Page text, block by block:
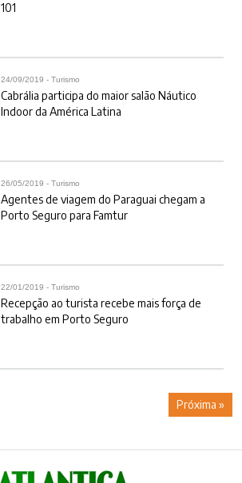
101
24/09/2019 - Turismo
Cabrália participa do maior salão Náutico
Indoor da América Latina
26/05/2019 - Turismo
Agentes de viagem do Paraguai chegam a
Porto Seguro para Famtur
22/01/2019 - Turismo
Recepção ao turista recebe mais força de
trabalho em Porto Seguro
Próxima »